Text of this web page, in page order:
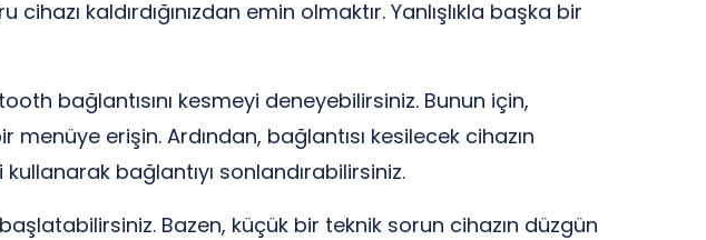
kaldırdığınızdan emin olmaktır. Yanlışlıkla başka bir
bağlantısını kesmeyi deneyebilirsiniz. Bunun için,
erişin. Ardından, bağlantısı kesilecek cihazın
kullanarak bağlantıyı sonlandırabilirsiniz.
Bazen, küçük bir teknik sorun cihazın düzgün